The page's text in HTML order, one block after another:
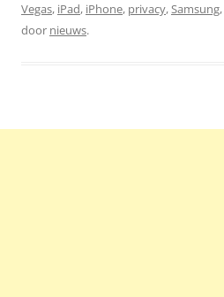
Vegas, iPad, iPhone, privacy,Samsung,
door nieuws.